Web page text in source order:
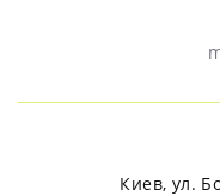
Киев, ул.